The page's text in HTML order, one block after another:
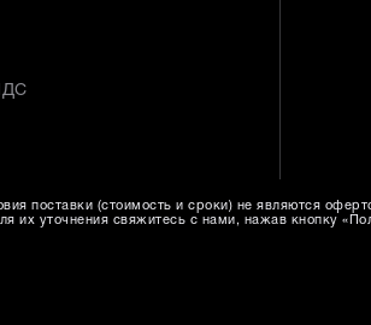
поставки (стоимость и сроки) не являются
их уточнения свяжитесь с нами, нажав кнопку